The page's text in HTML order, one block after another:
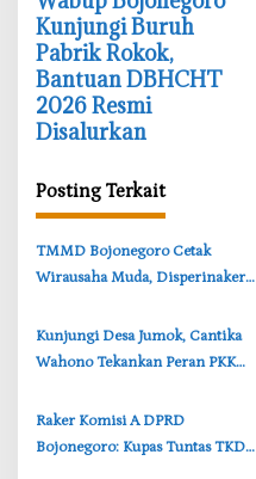
a
v
i
g
a
s
i
p
o
Kunjungi Buruh
Pabrik Rokok,
Bantuan DBHCHT
2026 Resmi
Disalurkan
Posting Terkait
‎TMMD Bojonegoro Cetak
Wirausaha Muda, Disperinaker
Legalitas Usaha
‎Kunjungi Desa Jumok, Cantika
Wahono Tekankan Peran PKK
Bojonegoro
‎Raker Komisi A DPRD
Bojonegoro: Kupas Tuntas TKD